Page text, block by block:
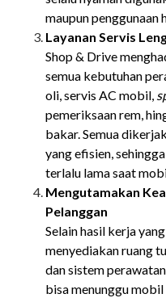
maupun penggunaan
Layanan Servis
Shop & Drive
semua kebutuhan
oli, servis AC mobil,
pemeriksaan rem,
bakar. Semua
yang efisien,
terlalu lama saat
Mengutamakan
Pelanggan
Selain hasil kerja
menyediakan ruang
dan sistem
bisa menunggu